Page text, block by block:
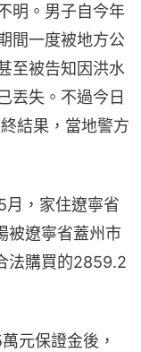
明。男子自今年
間一度被地方公
至被告知因洪水
丟失。不過今日
結果，當地警方
月，家住遼寧省
被遼寧省蓋州市
法購買的2859.2
元保證金後，